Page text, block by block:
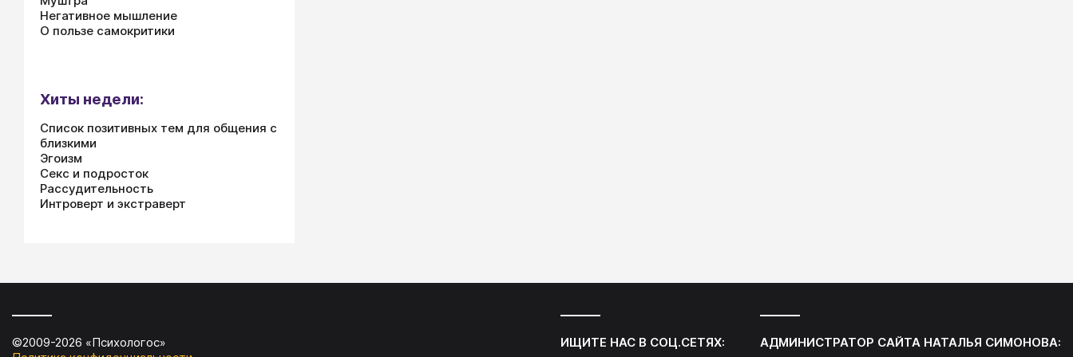
Негативное мышление
О пользе самокритики
Хиты недели:
Список позитивных тем для общения с
близкими
Эгоизм
Секс и подросток
Рассудительность
Интроверт и экстраверт
©2009-2026 «Психологос»
ИЩИТЕ НАС В СОЦ.СЕТЯХ: АДМИНИСТРАТОР САЙТА НАТАЛЬЯ СИМОНОВА: